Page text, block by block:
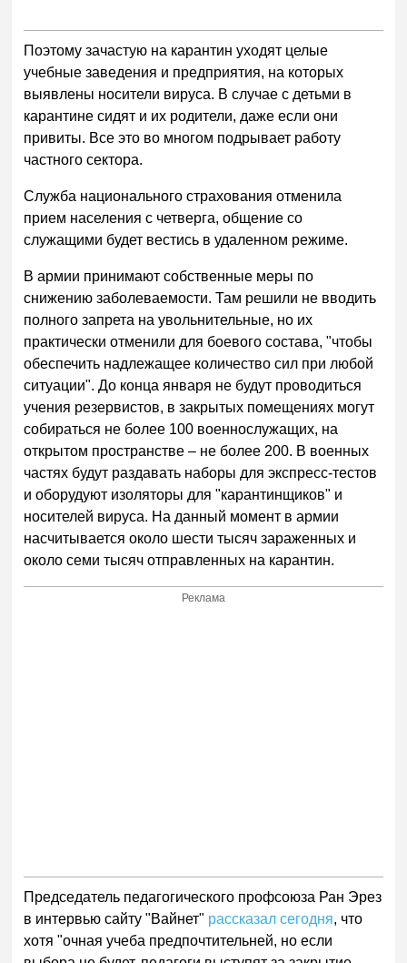
Поэтому зачастую на карантин уходят целые
учебные заведения и предприятия, на которых
выявлены носители вируса. В случае с детьми в
карантине сидят и их родители, даже если они
привиты. Все это во многом подрывает работу
частного сектора.
Служба национального страхования отменила
прием населения с четверга, общение со
служащими будет вестись в удаленном режиме.
В армии принимают собственные меры по
снижению заболеваемости. Там решили не вводить
полного запрета на увольнительные, но их
практически отменили для боевого состава, "чтобы
обеспечить надлежащее количество сил при любой
ситуации". До конца января не будут проводиться
учения резервистов, в закрытых помещениях могут
собираться не более 100 военнослужащих, на
открытом пространстве – не более 200. В военных
частях будут раздавать наборы для экспресс-тестов
и оборудуют изоляторы для "карантинщиков" и
носителей вируса. На данный момент в армии
насчитывается около шести тысяч зараженных и
около семи тысяч отправленных на карантин.
Реклама
Председатель педагогического профсоюза Ран Эрез
в интервью сайту "Вайнет" рассказал сегодня, что
хотя "очная учеба предпочтительней, но если